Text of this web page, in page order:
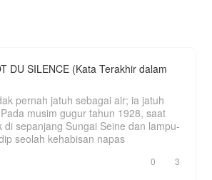
DU SILENCE (Kata Terakhir dalam
pernah jatuh sebagai air; ia jatuh
musim gugur tahun 1928, saat
di sepanjang Sungai Seine dan lampu-
seolah kehabisan napas
0 3